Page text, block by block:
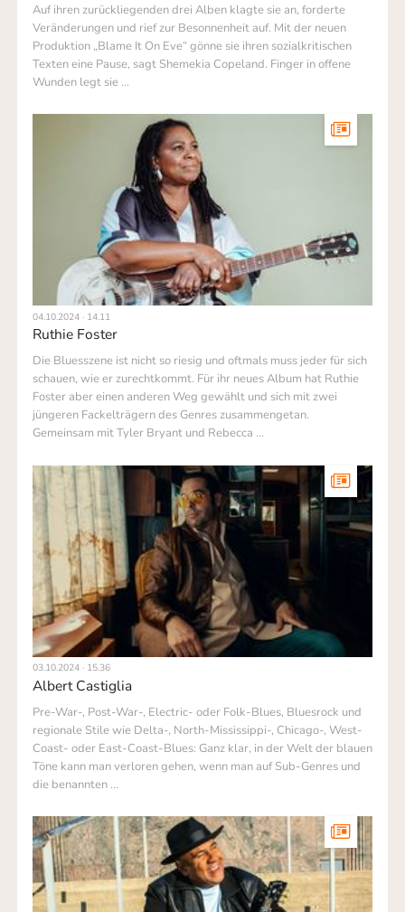
Auf ihren zurückliegenden drei Alben klagte sie an, forderte
Veränderungen und rief zur Besonnenheit auf. Mit der neuen
Produktion „Blame It On Eve“ gönne sie ihren sozialkritischen
Texten eine Pause, sagt Shemekia Copeland. Finger in offene
Wunden legt sie …
04.10.2024 · 14.11
Ruthie Foster
Die Bluesszene ist nicht so riesig und oftmals muss jeder für sich
schauen, wie er zurechtkommt. Für ihr neues Album hat Ruthie
Foster aber einen anderen Weg gewählt und sich mit zwei
jüngeren Fackelträgern des Genres zusammengetan.
Gemeinsam mit Tyler Bryant und Rebecca …
03.10.2024 · 15.36
Albert Castiglia
Pre-War-, Post-War-, Electric- oder Folk-Blues, Bluesrock und
regionale Stile wie Delta-, North-Mississippi-, Chicago-, West-
Coast- oder East-Coast-Blues: Ganz klar, in der Welt der blauen
Töne kann man verloren gehen, wenn man auf Sub-Genres und
die benannten …